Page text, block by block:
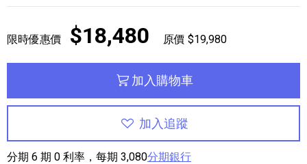
限時優惠價 $18,480 原價 $19,980
加入購物車
加入追蹤
分期 6 期 0 利率，每期 3,080分期銀行